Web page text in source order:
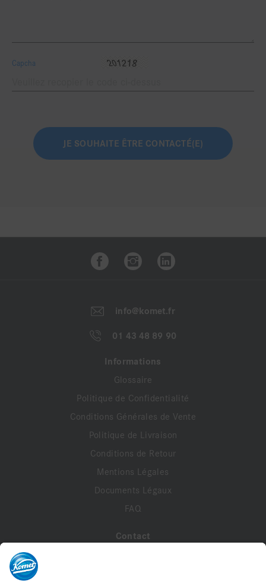
Capcha
info@komet.fr
01 43 48 89 90
Informations
Glossaire
Politique de Confidentialité
Conditions Générales de Vente
Politique de Livraison
Conditions de Retour
Mentions Légales
Documents Légaux
FAQ
Contact